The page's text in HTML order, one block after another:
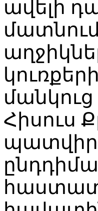
ավելի
Հիսուս
հաստատ